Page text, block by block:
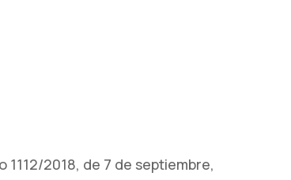
2018, de 7 de septiembre,